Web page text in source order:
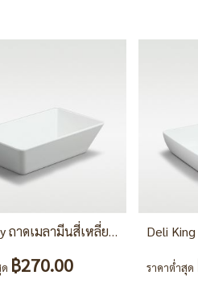
฿270.00 ราคาต่ำสุด